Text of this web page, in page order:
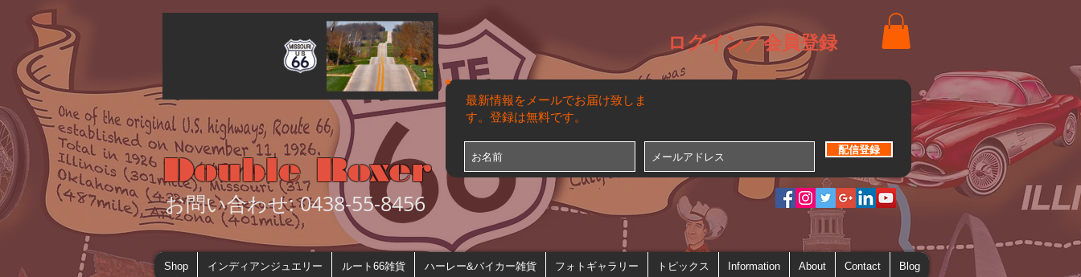
お問い合わせ: 0438-55-8456
Double Roxer
ログイン／会員登録
最新情報をメールでお届け致しま
す。登録は無料です。
配信登録
Shop インディアンジュエリー ルート66雑貨 ハーレー&バイカー雑貨 フォトギャラリー トピックス Information About Contact Blog